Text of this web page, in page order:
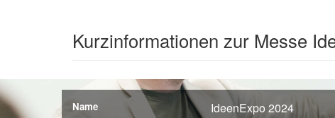
Kurzinformationen zur Messe
Name IdeenExpo 2024